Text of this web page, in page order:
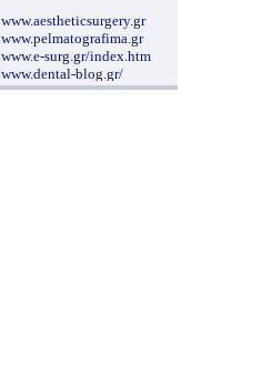
www.pelmatografima.gr
www.e-surg.gr/index.htm
www.dental-blog.gr/
www.neurosurgery.org.gr/grindex.htm